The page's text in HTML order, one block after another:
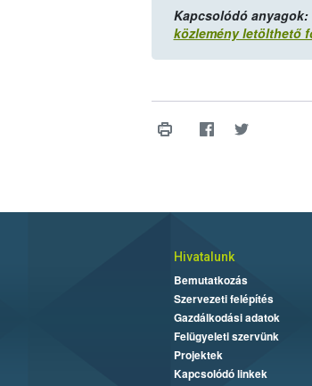
Kapcsolódó anyagok:
közlemény letölthető
Hivatalunk
Bemutatkozás
Szervezeti felépítés
Gazdálkodási adatok
Felügyeleti szervünk
Projektek
Kapcsolódó linkek